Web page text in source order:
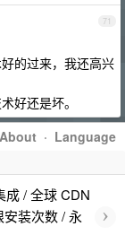
71
的过来，我还高兴
好还是坏。
About · Language
成 / 全球 CDN
装次数 / 永
›